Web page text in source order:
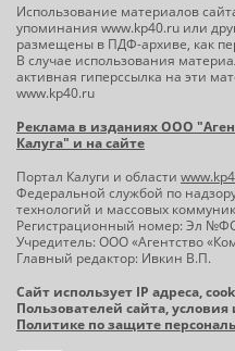
Использование материалов
упоминания www.kp40.ru или
размещены в ПДФ-архиве, как
В случае использования
активная гиперссылка на эти
www.kp40.ru
Реклама в изданиях ООО
Калуга" и на сайте
Портал Калуги и области
Федеральной службой по
технологий и массовых
Регистрационный номер: Эл
Учредитель: ООО «Агентство
Главный редактор: Ивкин В.П.
Сайт использует IP адреса,
Пользователей сайта,
Политике по защите